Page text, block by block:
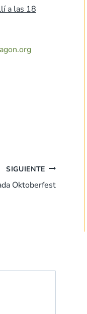
a las 18
SIGUIENTE
Oktoberfest